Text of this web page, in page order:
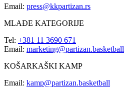
Email: press@kkpartizan.rs
MLAĐE KATEGORIJE
Tel: +381 11 3690 671
Email: marketing@partizan.basketball
KOŠARKAŠKI KAMP
Email: kamp@partizan.basketball